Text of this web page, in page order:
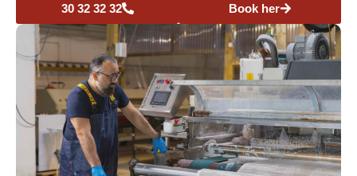
30 32 32 32 Book her